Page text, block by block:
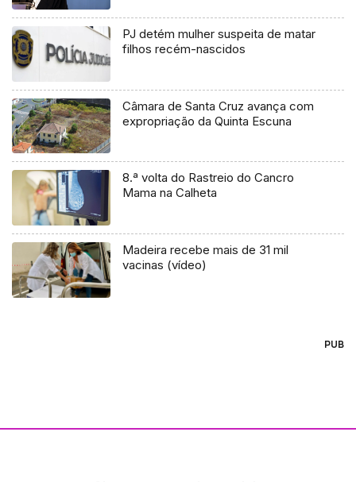
PJ detém mulher suspeita de matar
filhos recém-nascidos
Câmara de Santa Cruz avança com
expropriação da Quinta Escuna
8.ª volta do Rastreio do Cancro
Mama na Calheta
Madeira recebe mais de 31 mil
vacinas (vídeo)
PUB